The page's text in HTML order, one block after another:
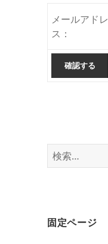
メールアドレ
ス：
検
索:
固定ページ